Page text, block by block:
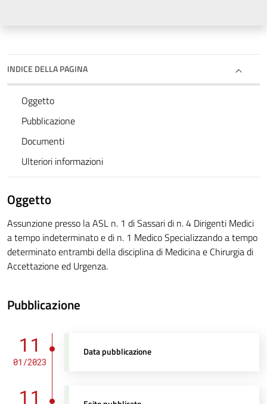
INDICE DELLA PAGINA
Oggetto
Pubblicazione
Documenti
Ulteriori informazioni
Oggetto
Assunzione presso la ASL n. 1 di Sassari di n. 4 Dirigenti Medici
a tempo indeterminato e di n. 1 Medico Specializzando a tempo
determinato entrambi della disciplina di Medicina e Chirurgia di
Accettazione ed Urgenza.
Pubblicazione
11
01/2023
Data pubblicazione
11